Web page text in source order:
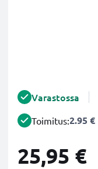
Varastossa
Toimitus:2.95 €
25,95 €